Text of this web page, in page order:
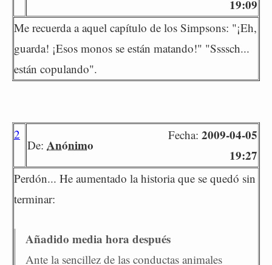
19:09
Me recuerda a aquel capítulo de los Simpsons: "¡Eh,
guarda! ¡Esos monos se están matando!" "Ssssch...
están copulando".
2
De: Anónimo
Fecha: 2009-04-05
19:27
Perdón... He aumentado la historia que se quedó sin
terminar:
Añadido media hora después
Ante la sencillez de las conductas animales